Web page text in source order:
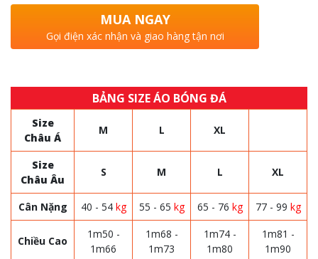
MUA NGAY
Gọi điện xác nhận và giao hàng tận nơi
BẢNG SIZE ÁO BÓNG ĐÁ
Size
Châu Á
M L XL
Size
Châu Âu
S M L XL
Cân Nặng 40 - 54 kg 55 - 65 kg 65 - 76 kg 77 - 99 kg
Chiều Cao
1m50 -
1m66
1m68 -
1m73
1m74 -
1m80
1m81 -
1m90